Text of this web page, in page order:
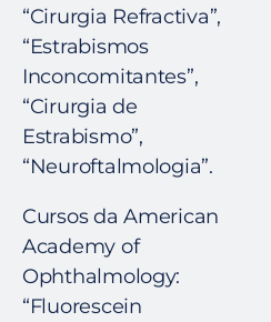
“Cirurgia Refractiva”,
“Estrabismos
Inconcomitantes”,
“Cirurgia de
Estrabismo”,
“Neuroftalmologia”.
Cursos da American
Academy of
Ophthalmology:
“Fluorescein